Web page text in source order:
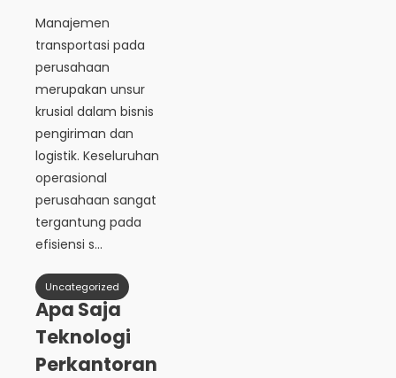
Manajemen
transportasi pada
perusahaan
merupakan unsur
krusial dalam bisnis
pengiriman dan
logistik. Keseluruhan
operasional
perusahaan sangat
tergantung pada
efisiensi s...
Uncategorized
Apa Saja
Teknologi
Perkantoran